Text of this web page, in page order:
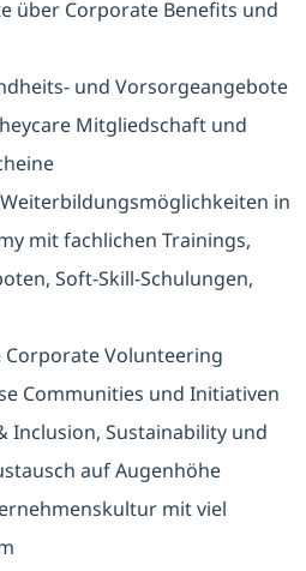
über Corporate Benefits und
und Vorsorgeangebote
Mitgliedschaft und
in
mit fachlichen Trainings,
Soft-Skill-Schulungen,
Volunteering
Communities und Initiativen
Inclusion, Sustainability und
auf Augenhöhe
mit viel